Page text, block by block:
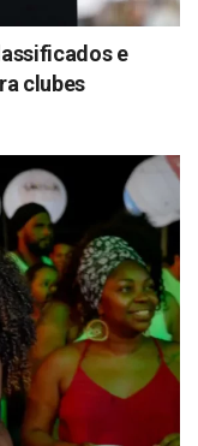
e
clubes